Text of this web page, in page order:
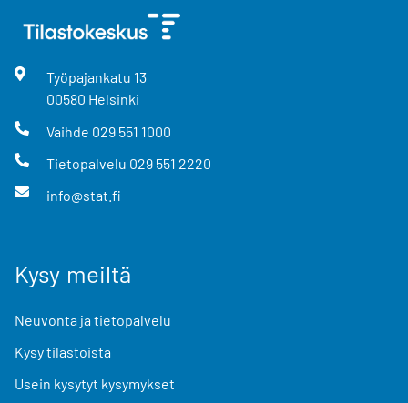
Työpajankatu 13
00580 Helsinki
Vaihde 029 551 1000
Tietopalvelu 029 551 2220
info@stat.fi
Kysy meiltä
Neuvonta ja tietopalvelu
Kysy tilastoista
Usein kysytyt kysymykset